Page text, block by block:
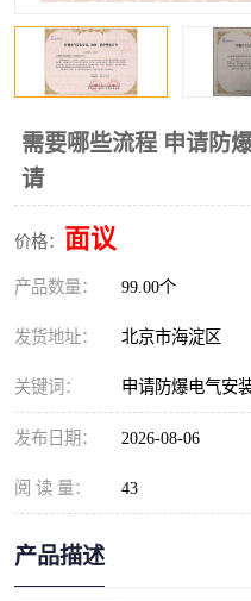
需要哪些流程 申请防
请
价格： 面议
产品数量： 99.00个
发货地址： 北京市海淀区
关键词： 申请防爆电气安
发布日期： 2026-08-06
阅 读 量： 43
产品描述